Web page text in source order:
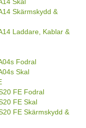
Skal
Skärmskydd &
Laddare, Kablar &
Fodral
Skal
FE Fodral
FE Skal
FE Skärmskydd &